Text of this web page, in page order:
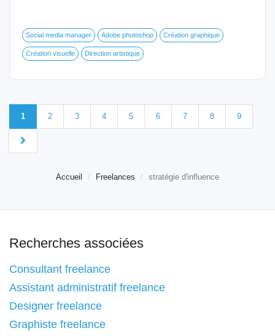
Social media manager Adobe photoshop Création graphique
Création visuelle Direction artistique
1 2 3 4 5 6 7 8 9
Accueil Freelances stratégie d'influence
Recherches associées
Consultant freelance
Assistant administratif freelance
Designer freelance
Graphiste freelance